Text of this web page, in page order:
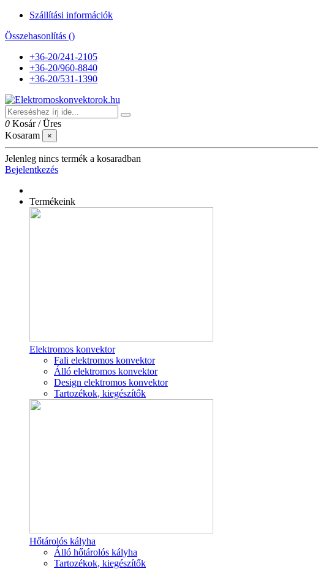
Szállítási információk
Összehasonlítás ()
+36-20/241-2105
+36-20/960-8840
+36-20/531-1390
0 Kosár /Üres
Kosaram
×
Jelenleg nincs termék a kosaradban
Bejelentkezés
Termékeink
Elektromos konvektor
Fali elektromos konvektor
Álló elektromos konvektor
Design elektromos konvektor
Tartozékok, kiegészítők
Hőtárolós kályha
Álló hőtárolós kályha
Tartozékok, kiegészítők